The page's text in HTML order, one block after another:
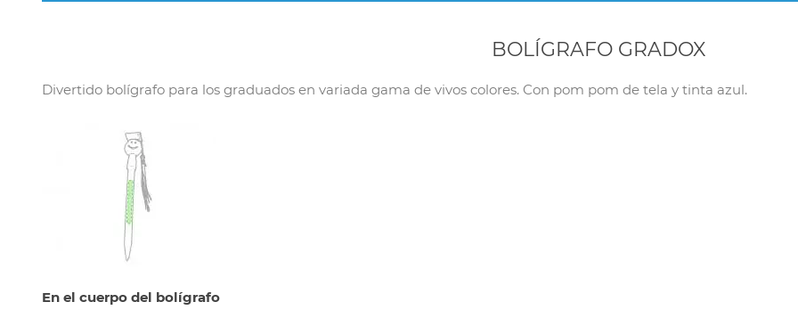
BOLÍGRAFO GRADOX
Divertido bolígrafo para los graduados en variada gama de vivos colores. Con pom pom de tela y tinta azul.
En el cuerpo del bolígrafo